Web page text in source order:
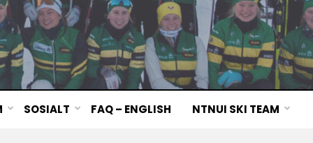
SOSIALT FAQ – ENGLISH NTNUI SKI TEAM